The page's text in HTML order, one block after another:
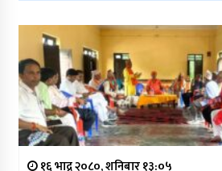
१६ भाद्र २०८०, शनिबार १३:०५